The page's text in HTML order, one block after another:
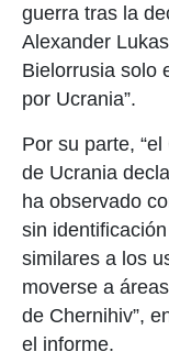
guerra tras la
Alexander
Bielorrusia solo
por Ucrania”.
Por su parte,
de Ucrania
ha observado
sin
similares a los
moverse a
de Chernihiv”,
el informe.